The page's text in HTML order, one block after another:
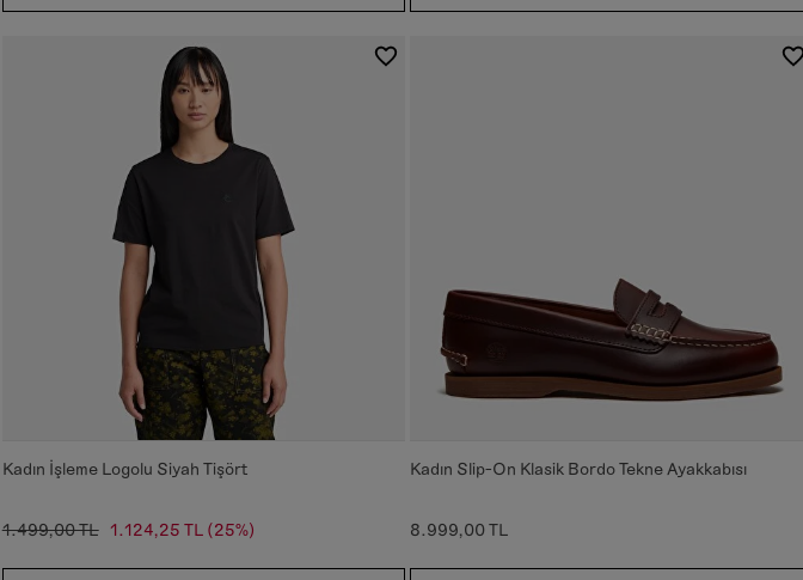
Kadın İşleme Logolu Siyah Tişört
1.499,00 TL 1.124,25 TL (25%)
Kadın Slip-On Klasik Bordo Tekne Ayakkabısı
8.999,00 TL